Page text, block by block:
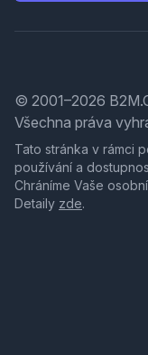
© 2001–2026
Všechna práva
Tato stránka v rámci
používání a
Chráníme Vaše
Detaily zde.